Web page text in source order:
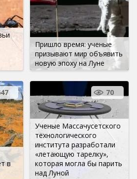
Пришло время: ученые
призывают мир объявить
новую эпоху на Луне
в
Ученые Массачусетского
технологического
института разработали
«летающую тарелку»,
которая могла бы парить
над Луной
70